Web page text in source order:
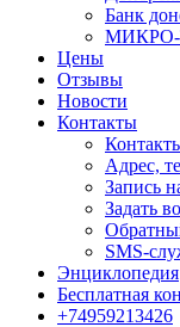
Банк
МИКРО-
Цены
Отзывы
Новости
Контакты
Адрес,
Запись
Задать
SMS-
Энциклопедия
Бесплатная
+74959213426